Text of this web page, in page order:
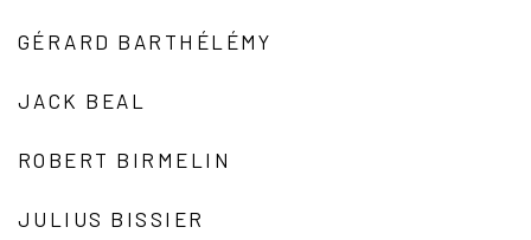
GÉRARD BARTHÉLÉMY
JACK BEAL
ROBERT BIRMELIN
JULIUS BISSIER